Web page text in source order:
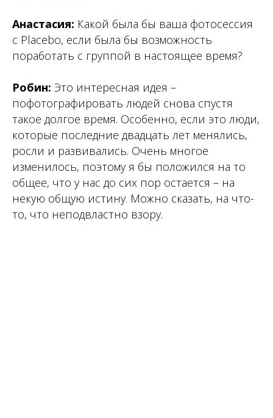
Анастасия: Какой была бы ваша фотосессия
с Placebo, если была бы возможность
поработать с группой в настоящее время?
Робин: Это интересная идея –
пофотографировать людей снова спустя
такое долгое время. Особенно, если это люди,
которые последние двадцать лет менялись,
росли и развивались. Очень многое
изменилось, поэтому я бы положился на то
общее, что у нас до сих пор остается – на
некую общую истину. Можно сказать, на что-
то, что неподвластно взору.